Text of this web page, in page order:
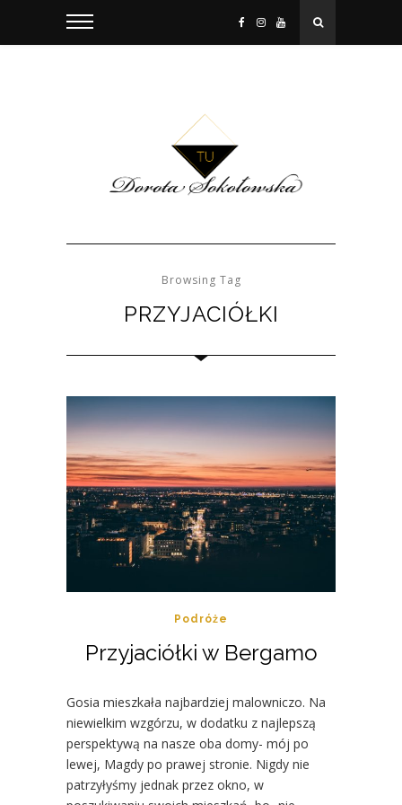
Browsing Tag
PRZYJACIÓŁKI
Podróże
Przyjaciółki w Bergamo
Gosia mieszkała najbardziej malowniczo. Na
niewielkim wzgórzu, w dodatku z najlepszą
perspektywą na nasze oba domy- mój po
lewej, Magdy po prawej stronie. Nigdy nie
patrzyłyśmy jednak przez okno, w